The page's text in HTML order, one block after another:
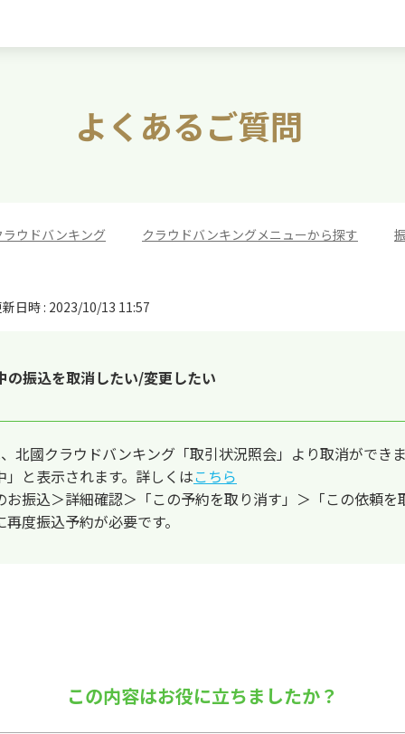
よくあるご質問
ウドバンキング クラウドバンキングメニューから探す
日時 : 2023/10/13 11:57
振込を取消したい/変更したい
北國クラウドバンキング「取引状況照会」より取消ができま
と表示されます。詳しくはこちら
振込＞詳細確認＞「この予約を取り消す」＞「この依頼を
度振込予約が必要です。
この内容はお役に立ちましたか？